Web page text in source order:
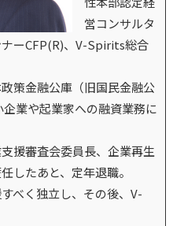
営コンサルタ
ーCFP(R)、V-Spirits総合
策金融公庫（旧国民金融公
業や起業家への融資業務に
援審査会委員長、企業再生
したあと、定年退職。
べく独立し、その後、V-